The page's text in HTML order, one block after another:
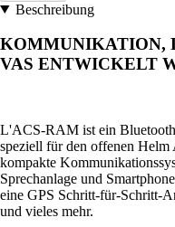
Beschreibung
KOMMUNIKATION,
VAS ENTWICKELT
L'ACS-RAM ist ein
speziell für den offenen
kompakte
Sprechanlage und
eine GPS Schritt-für-Schritt-
und vieles mehr.